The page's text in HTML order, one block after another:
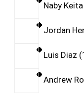
Naby Keita
Jordan
Luis Diaz
Andrew